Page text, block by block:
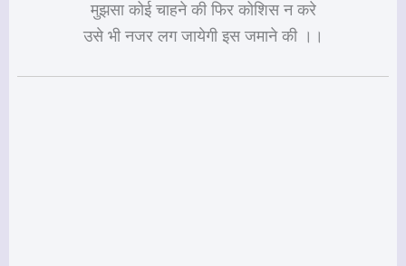
मुझसा कोई चाहने की फिर कोशिस न करे
उसे भी नजर लग जायेगी इस जमाने की ।।